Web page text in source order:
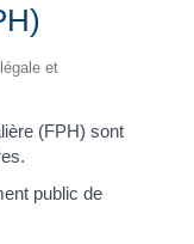
et
(FPH) sont
public de